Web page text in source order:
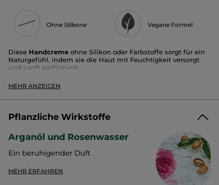
Ohne Silikone Vegane Formel
Diese Handcreme ohne Silikon oder Farbstoffe sorgt für ein
Naturgefühl, indem sie die Haut mit Feuchtigkeit versorgt
und sanft parfümiert.
Duft:Argan und Rose
Textur:zartschmelzende Creme
Haut sanft und spendet ihr Feuchtigkeit. Reich an
Sheabutter.
Der Duft:
Die entspannende Wirkung eines traditionellen Hammam
mit einem berauschenden orientalischen Duft. Reich an
Arganöl und Bio-Rose aus Marokko.
MEHR ANZEIGEN
Pflanzliche Wirkstoffe
Arganöl und Rosenwasser
Ein beruhigender Duft
MEHR ERFAHREN